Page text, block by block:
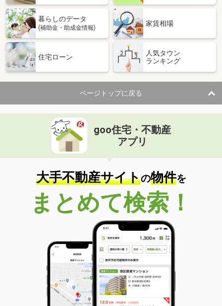
暮らしのデータ
(補助金・助成金情報)
家賃相場
住宅ローン
人気タウン
ランキング
ページトップに戻る
goo住宅・不動産
アプリ
大手不動産サイトの物件を
まとめて検索！